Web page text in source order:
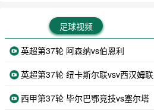
足球视频
英超第37轮 阿森纳vs伯恩利
英超第37轮 纽卡斯尔联vsv西汉姆联
西甲第37轮 毕尔巴鄂竞技vs塞尔塔